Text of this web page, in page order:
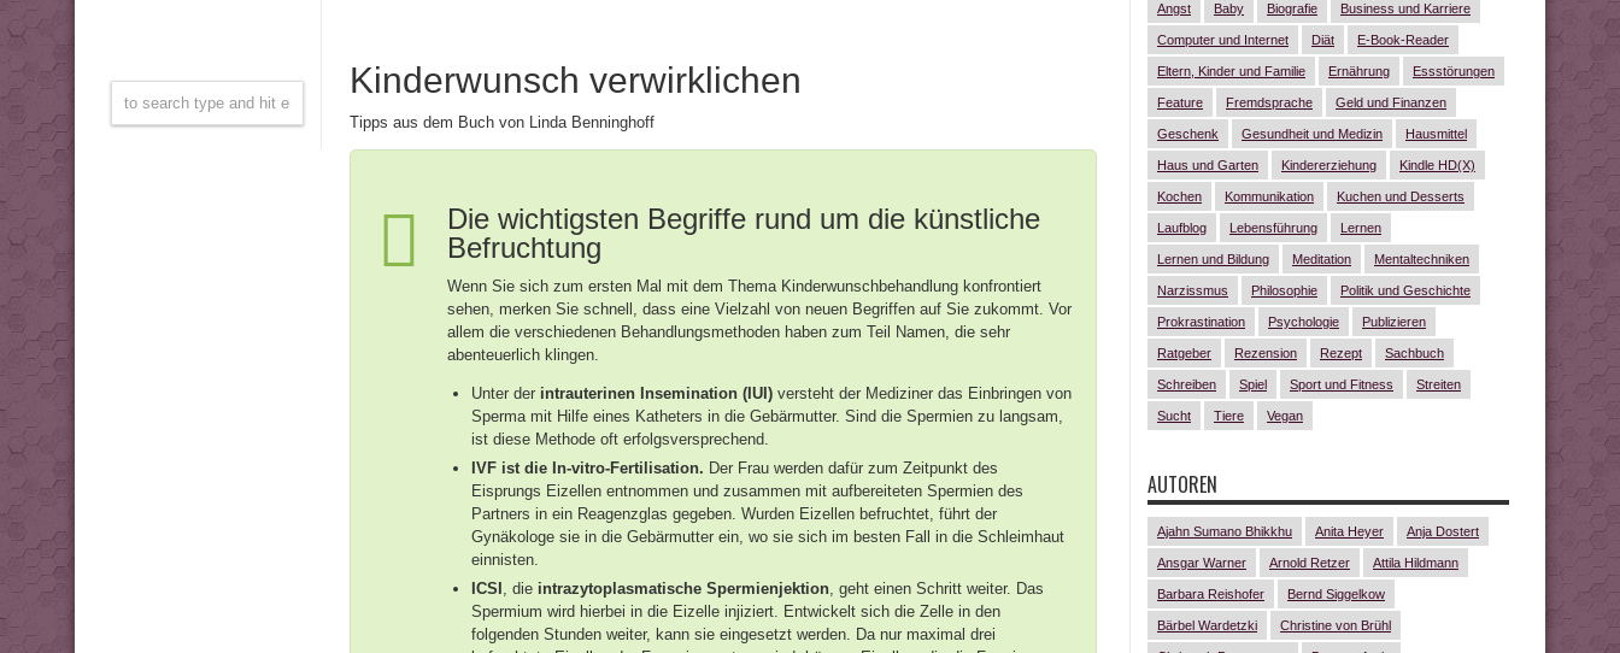
Kinderwunsch verwirklichen
Tipps aus dem Buch von Linda Benninghoff
Die wichtigsten Begriffe rund um die künstliche
Befruchtung
Wenn Sie sich zum ersten Mal mit dem Thema Kinderwunschbehandlung konfrontiert
sehen, merken Sie schnell, dass eine Vielzahl von neuen Begriffen auf Sie zukommt. Vor
allem die verschiedenen Behandlungsmethoden haben zum Teil Namen, die sehr
abenteuerlich klingen.
Unter der intrauterinen Insemination (IUI) versteht der Mediziner das Einbringen von
Sperma mit Hilfe eines Katheters in die Gebärmutter. Sind die Spermien zu langsam,
ist diese Methode oft erfolgsversprechend.
IVF ist die In-vitro-Fertilisation. Der Frau werden dafür zum Zeitpunkt des
Eisprungs Eizellen entnommen und zusammen mit aufbereiteten Spermien des
Partners in ein Reagenzglas gegeben. Wurden Eizellen befruchtet, führt der
Gynäkologe sie in die Gebärmutter ein, wo sie sich im besten Fall in die Schleimhaut
einnisten.
ICSI , die intrazytoplasmatische Spermienjektion, geht einen Schritt weiter. Das
Spermium wird hierbei in die Eizelle injiziert. Entwickelt sich die Zelle in den
folgenden Stunden weiter, kann sie eingesetzt werden. Da nur maximal drei
Angst Baby Biografie Business und Karriere
Computer und Internet Diät E-Book-Reader
Eltern, Kinder und Familie Ernährung Essstörungen
Feature Fremdsprache Geld und Finanzen
Geschenk Gesundheit und Medizin Hausmittel
Haus und Garten Kindererziehung Kindle HD(X)
Kochen Kommunikation Kuchen und Desserts
Laufblog Lebensführung Lernen
Lernen und Bildung Meditation Mentaltechniken
Narzissmus Philosophie Politik und Geschichte
Prokrastination Psychologie Publizieren
Ratgeber Rezension Rezept Sachbuch
Schreiben Spiel Sport und Fitness Streiten
Sucht Tiere Vegan
AUTOREN
Ajahn Sumano Bhikkhu Anita Heyer Anja Dostert
Ansgar Warner Arnold Retzer Attila Hildmann
Barbara Reishofer Bernd Siggelkow
Bärbel Wardetzki Christine von Brühl